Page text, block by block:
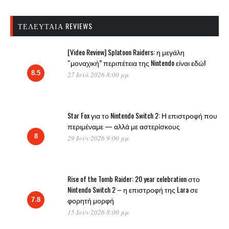
ΤΕΛΕΥΤΑΊΑ REVIEWS
8.5
[Video Review] Splatoon Raiders: η μεγάλη
“μοναχική” περιπέτεια της Nintendo είναι εδώ!
27 Ιούλ 2026 8:00 μμ
8
Star Fox για το Nintendo Switch 2: Η επιστροφή που
περιμέναμε — αλλά με αστερίσκους
29 Ιούν 2026 9:00 μμ
7.8
Rise of the Tomb Raider: 20 year celebration στο
Nintendo Switch 2 – η επιστροφή της Lara σε
φορητή μορφή
15 Ιούν 2026 8:00 μμ